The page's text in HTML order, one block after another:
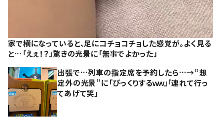
家で横になっていると、足にコチョコチョした感覚が。よく見る
と…「えぇ！？」驚きの光景に「無事でよかった」
出張で…列車の指定席を予約したら…→“想
定外の光景”に「びっくりするｗｗ」「連れて行っ
てあげて笑」